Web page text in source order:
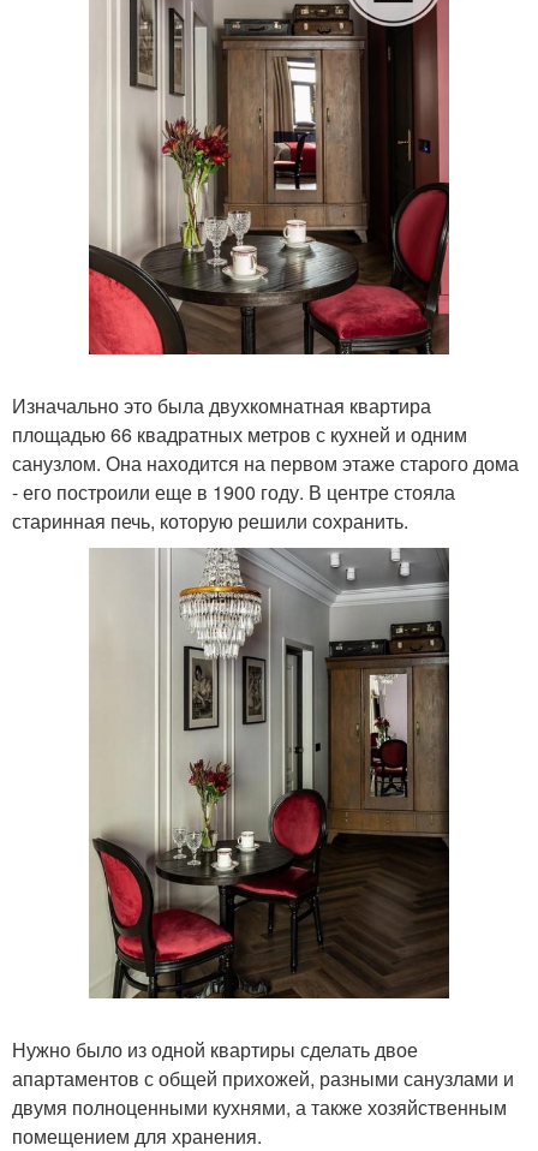
Изначально это была двухкомнатная квартира
площадью 66 квадратных метров с кухней и одним
санузлом. Она находится на первом этаже старого дома
- его построили еще в 1900 году. В центре стояла
старинная печь, которую решили сохранить.
Нужно было из одной квартиры сделать двое
апартаментов с общей прихожей, разными санузлами и
двумя полноценными кухнями, а также хозяйственным
помещением для хранения.